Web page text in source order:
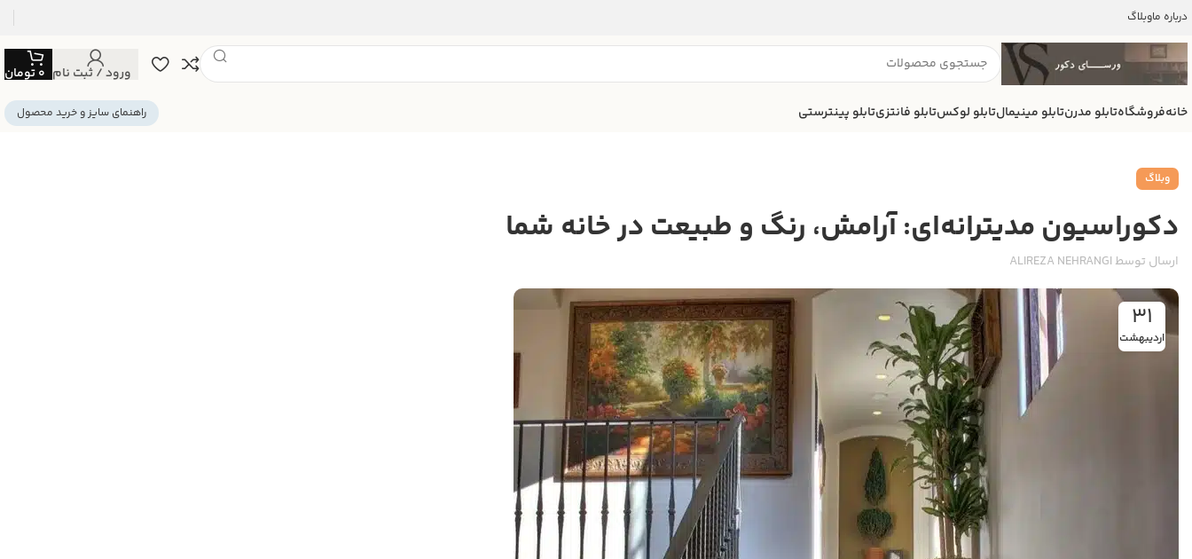
درباره ماوبلاگ
ورود / ثبت نام 0تومان
خانهفروشگاهتابلو مدرنتابلو مینیمالتابلو لوکستابلو فانتزیتابلو پینترستی راهنمای سایز و خرید محصول
وبلاگ
دکوراسیون مدیترانه‌ای: آرامش، رنگ و طبیعت در خانه شما
ارسال توسط ALIREZA NEHRANGI
31
اردیبهشت